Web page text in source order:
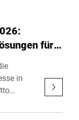
in
setzt
für
in